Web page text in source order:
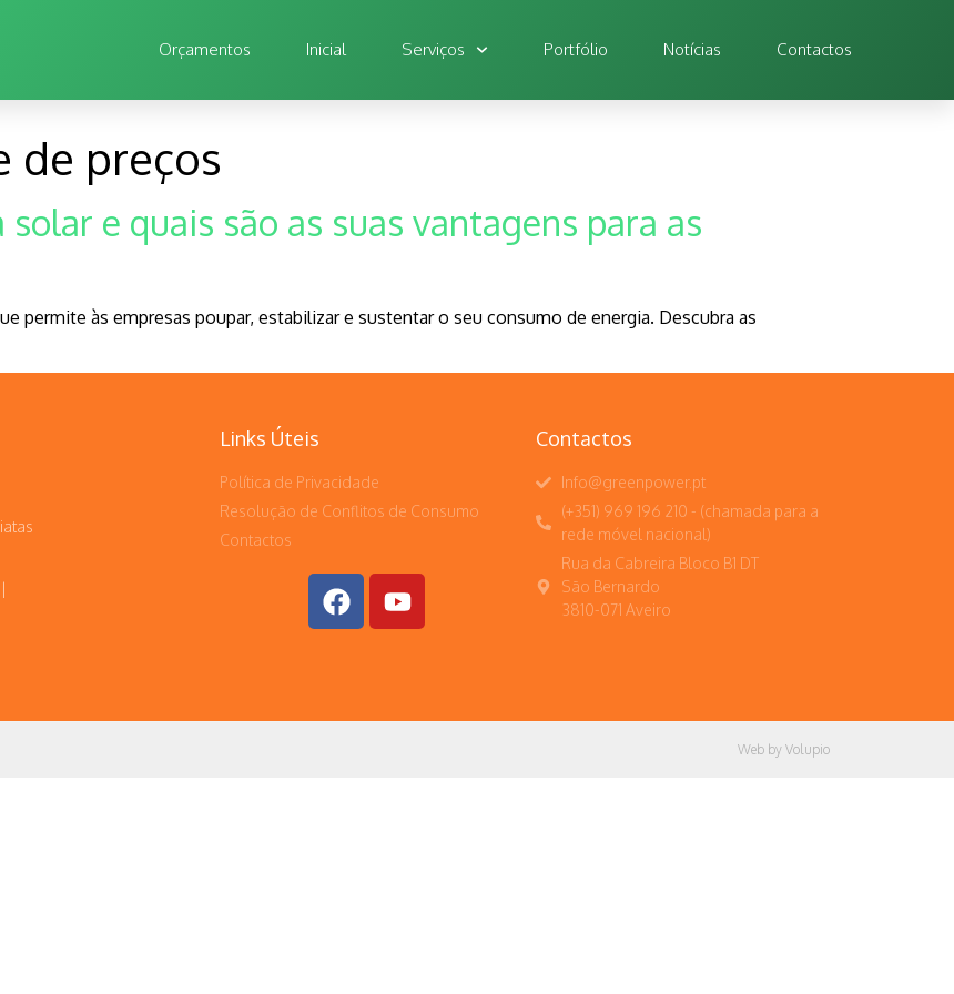
Orçamentos Inicial Serviços Portfólio Notícias Contactos
de preços
solar e quais são as suas vantagens para as
permite às empresas poupar, estabilizar e sustentar o seu consumo de energia. Descubra as
Links Úteis
Política de Privacidade
Resolução de Conflitos de Consumo
Contactos
Contactos
Info@greenpower.pt
(+351) 969 196 210 - (chamada para a
rede móvel nacional)
Rua da Cabreira Bloco B1 DT
São Bernardo
3810-071 Aveiro
Web by Volupio